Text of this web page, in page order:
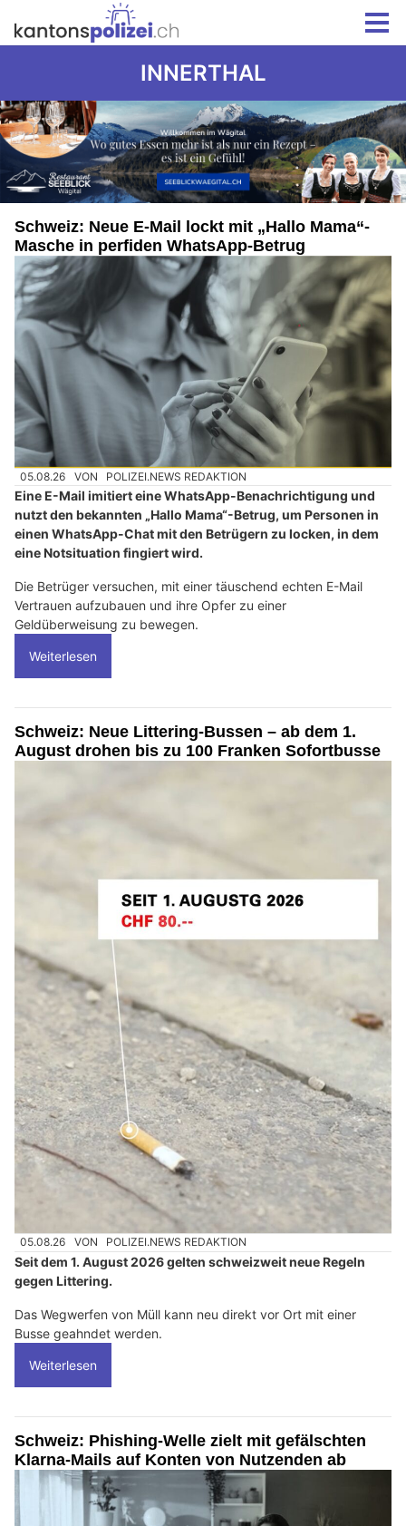
INNERTHAL
Schweiz: Neue E-Mail lockt mit „Hallo Mama“-
Masche in perfiden WhatsApp-Betrug
05.08.26 VON POLIZEI.NEWS REDAKTION
Eine E-Mail imitiert eine WhatsApp-Benachrichtigung und
nutzt den bekannten „Hallo Mama“-Betrug, um Personen in
einen WhatsApp-Chat mit den Betrügern zu locken, in dem
eine Notsituation fingiert wird.
Die Betrüger versuchen, mit einer täuschend echten E-Mail
Vertrauen aufzubauen und ihre Opfer zu einer
Geldüberweisung zu bewegen.
Weiterlesen
Schweiz: Neue Littering-Bussen – ab dem 1.
August drohen bis zu 100 Franken Sofortbusse
05.08.26 VON POLIZEI.NEWS REDAKTION
Seit dem 1. August 2026 gelten schweizweit neue Regeln
gegen Littering.
Das Wegwerfen von Müll kann neu direkt vor Ort mit einer
Busse geahndet werden.
Weiterlesen
Schweiz: Phishing-Welle zielt mit gefälschten
Klarna-Mails auf Konten von Nutzenden ab